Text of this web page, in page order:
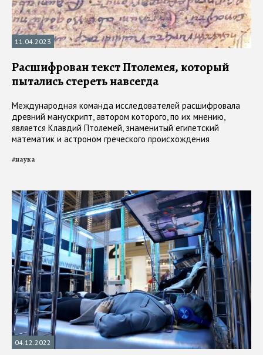
11.04.2023
Расшифрован текст Птолемея, который
пытались стереть навсегда
Международная команда исследователей расшифровала
древний манускрипт, автором которого, по их мнению,
является Клавдий Птолемей, знаменитый египетский
математик и астроном греческого происхождения
#наука
04.12.2022